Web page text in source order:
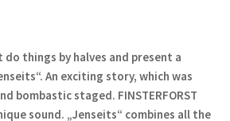
do things by halves and present a
An exciting story, which was
bombastic staged. FINSTERFORST
sound. „Jenseits“ combines all the